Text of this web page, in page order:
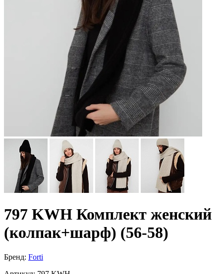
797 KWH Комплект женский
(колпак+шарф) (56-58)
Бренд: Forti